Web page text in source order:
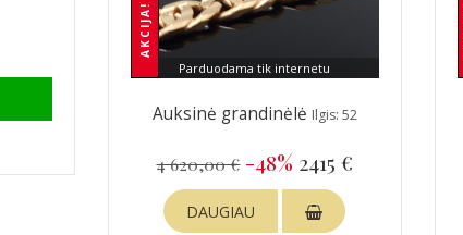
Parduodama tik internetu
AKCIJA!
Auksinė grandinėlė Ilgis: 52
4 620,00 € -48% 2415 €
DAUGIAU